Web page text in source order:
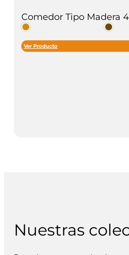
Comedor Tipo Madera
Ver Producto
Nuestras